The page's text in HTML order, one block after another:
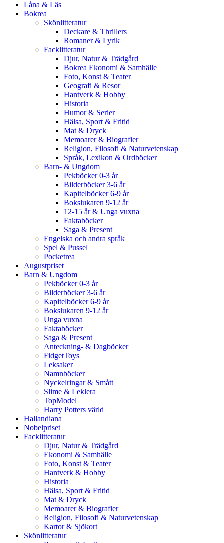
Låna & Läs
Bokrea
Skönlitteratur
Deckare & Thrillers
Romaner & Lyrik
Facklitteratur
Djur, Natur & Trädgård
Bokrea Ekonomi & Samhälle
Foto, Konst & Teater
Geografi & Resor
Hantverk & Hobby
Historia
Humor & Serier
Hälsa, Sport & Fritid
Mat & Dryck
Memoarer & Biografier
Religion, Filosofi & Naturvetenskap
Språk, Lexikon & Ordböcker
Barn- & Ungdom
Pekböcker 0-3 år
Bilderböcker 3-6 år
Kapitelböcker 6-9 år
Bokslukaren 9-12 år
12-15 år & Unga vuxna
Faktaböcker
Saga & Present
Engelska och andra språk
Spel & Pussel
Pocketrea
Augustpriset
Barn & Ungdom
Pekböcker 0-3 år
Bilderböcker 3-6 år
Kapitelböcker 6-9 år
Bokslukaren 9-12 år
Unga vuxna
Faktaböcker
Saga & Present
Anteckning- & Dagböcker
FidgetToys
Leksaker
Namnböcker
Nyckelringar & Smått
Slime & Leklera
TopModel
Harry Potters värld
Hallandiana
Nobelpriset
Facklitteratur
Djur, Natur & Trädgård
Ekonomi & Samhälle
Foto, Konst & Teater
Hantverk & Hobby
Historia
Hälsa, Sport & Fritid
Mat & Dryck
Memoarer & Biografier
Religion, Filosofi & Naturvetenskap
Kartor & Sjökort
Skönlitteratur